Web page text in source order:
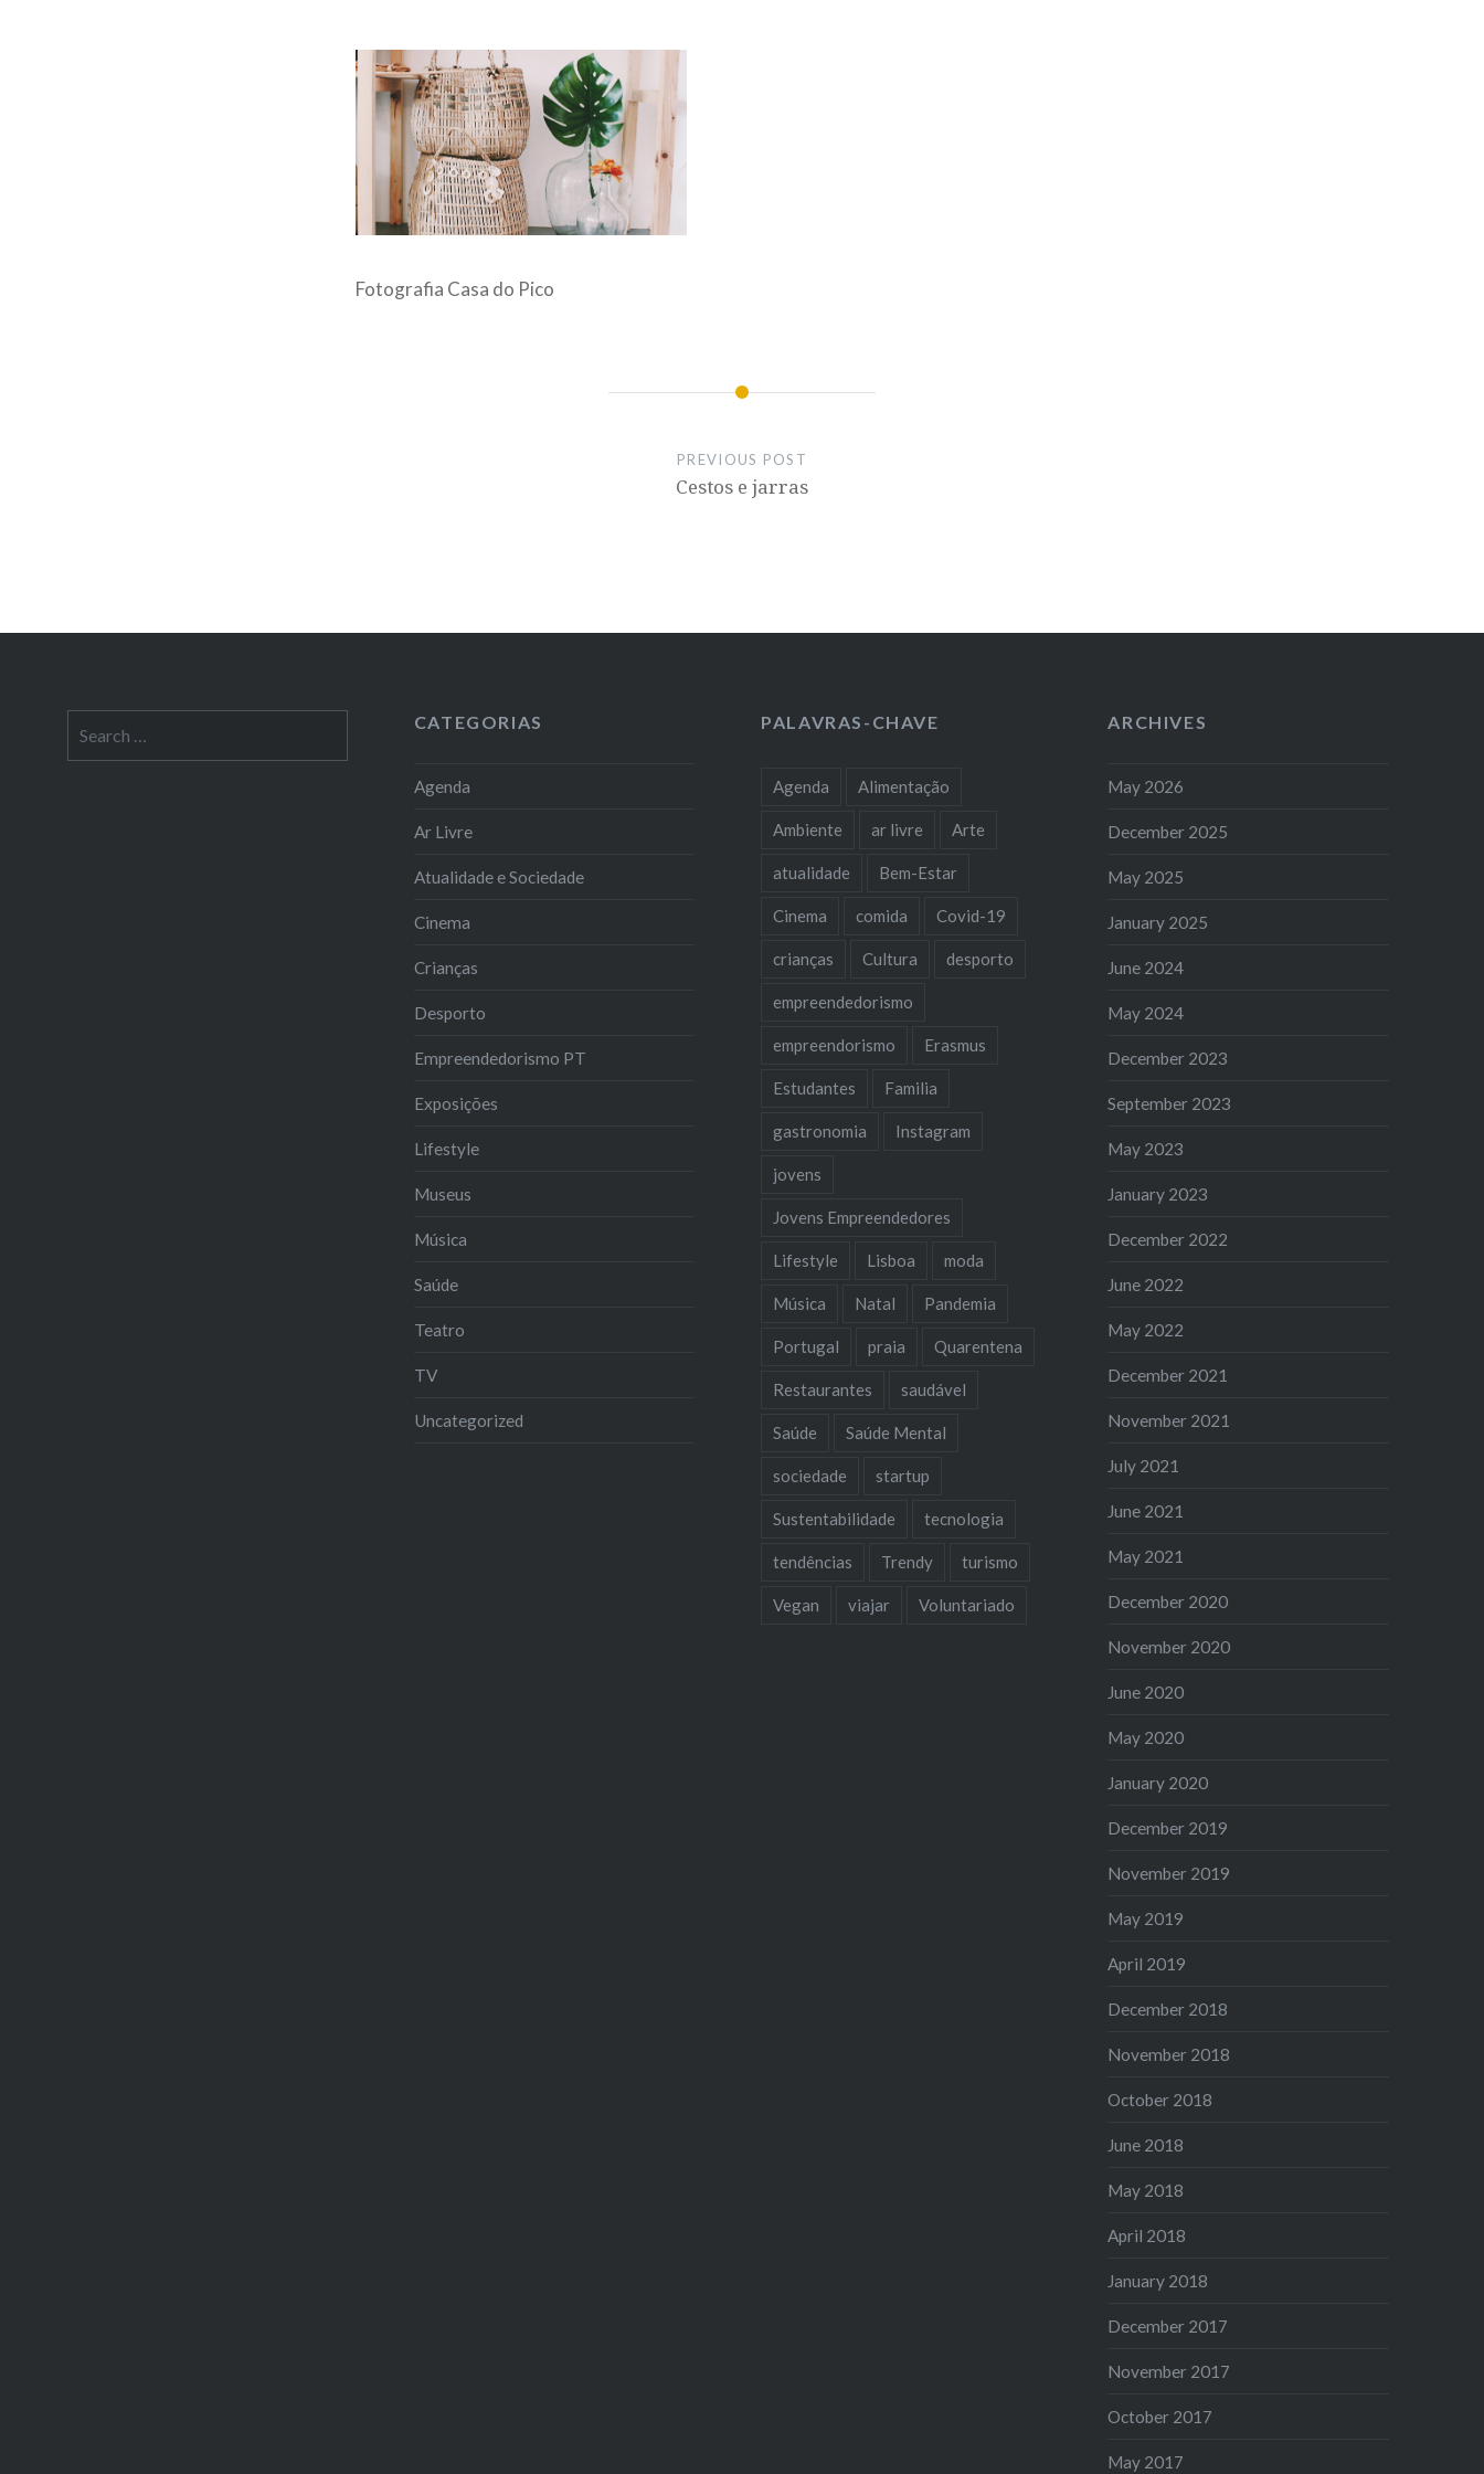
Fotografia Casa do Pico
PREVIOUS POST
Cestos e jarras
for:
CATEGORIAS
Agenda
Ar Livre
Atualidade e Sociedade
Cinema
Crianças
Desporto
Empreendedorismo PT
Exposições
Lifestyle
Museus
Música
Saúde
Teatro
TV
Uncategorized
PALAVRAS-CHAVE
Agenda Alimentação
Ambiente ar livre Arte
atualidade Bem-Estar
Cinema comida Covid-19
crianças Cultura desporto
empreendedorismo
empreendorismo Erasmus
Estudantes Familia
gastronomia Instagram
jovens
Jovens Empreendedores
Lifestyle Lisboa moda
Música Natal Pandemia
Portugal praia Quarentena
Restaurantes saudável
Saúde Saúde Mental
sociedade startup
Sustentabilidade tecnologia
tendências Trendy turismo
Vegan viajar Voluntariado
ARCHIVES
May 2026
December 2025
May 2025
January 2025
June 2024
May 2024
December 2023
September 2023
May 2023
January 2023
December 2022
June 2022
May 2022
December 2021
November 2021
July 2021
June 2021
May 2021
December 2020
November 2020
June 2020
May 2020
January 2020
December 2019
November 2019
May 2019
April 2019
December 2018
November 2018
October 2018
June 2018
May 2018
April 2018
January 2018
December 2017
November 2017
October 2017
May 2017